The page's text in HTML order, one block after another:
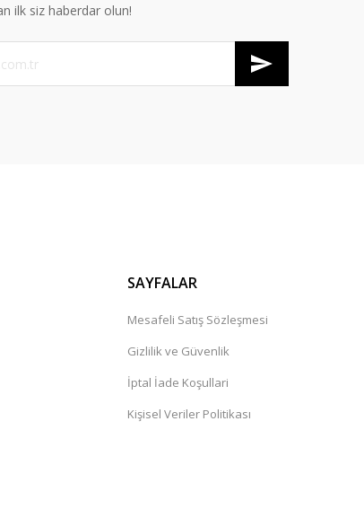
daha pahalı.
alternatifler olmalı.
ilk siz haberdar olun!
SAYFALAR
Mesafeli Satış Sözleşmesi
Gizlilik ve Güvenlik
İptal İade Koşullari
Kişisel Veriler Politikası